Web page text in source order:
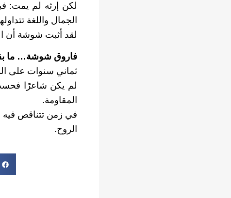
لكن إرثه لم يمت:
الجمال واللغة
لقد أثبت شوشة أن
فاروق شوشة… ما
ثماني سنوات على
لم يكن شاعرًا
المقاومة.
في زمن تتناقص فيه
الروح.